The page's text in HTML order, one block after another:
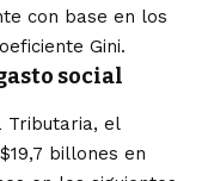
con base en los
Gini.
social
Tributaria, el
billones en